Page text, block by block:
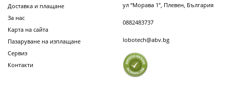
Доставка и плащане
За нас
Карта на сайта
Пазаруване на изплащане
Сервиз
Контакти
ул “Морава 1”, Плевен, България
0882483737
lobotech@abv.bg